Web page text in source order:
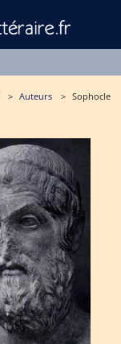
Auteurs Sophocle